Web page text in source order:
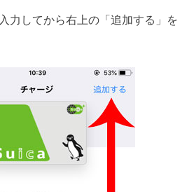
力してから右上の「追加する」を